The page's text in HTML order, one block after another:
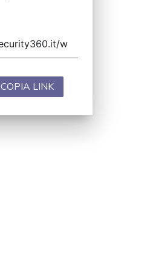
COPIA LINK